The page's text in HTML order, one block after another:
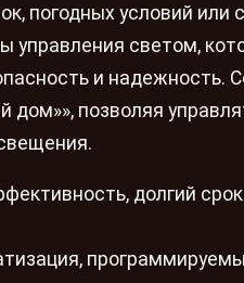
погодных условий
управления светом,
и надежность.
дом»», позволяя
долгий